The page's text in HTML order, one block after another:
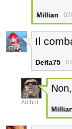
Millian
47
Il
Delta75
33
Author